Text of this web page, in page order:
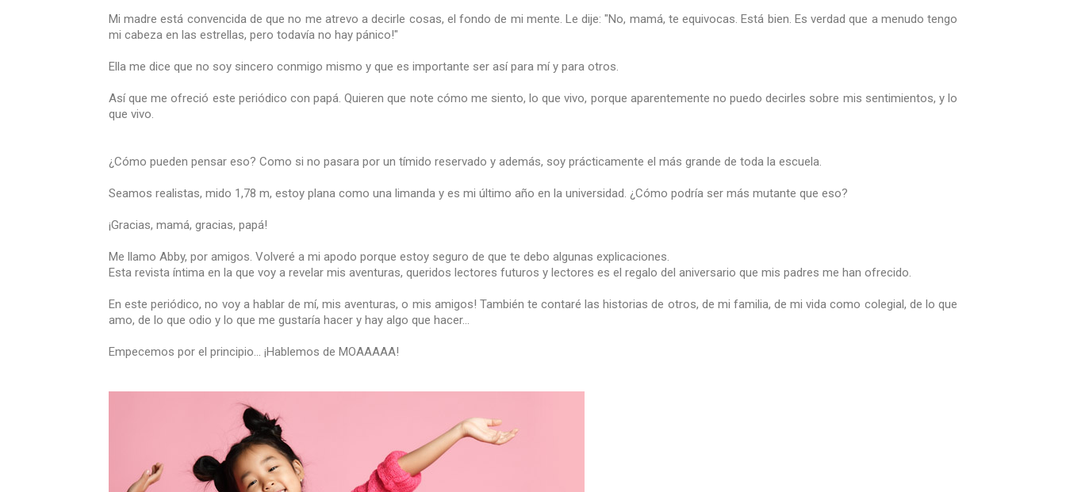
Mi madre está convencida de que no me atrevo a decirle cosas, el fondo de mi mente. Le dije: "No, mamá, te equivocas. Está bien. Es verdad que a menudo tengo
mi cabeza en las estrellas, pero todavía no hay pánico!"
Ella me dice que no soy sincero conmigo mismo y que es importante ser así para mí y para otros.
Así que me ofreció este periódico con papá. Quieren que note cómo me siento, lo que vivo, porque aparentemente no puedo decirles sobre mis sentimientos, y lo
que vivo.
¿Cómo pueden pensar eso? Como si no pasara por un tímido reservado y además, soy prácticamente el más grande de toda la escuela.
Seamos realistas, mido 1,78 m, estoy plana como una limanda y es mi último año en la universidad. ¿Cómo podría ser más mutante que eso?
¡Gracias, mamá, gracias, papá!
Me llamo Abby, por amigos. Volveré a mi apodo porque estoy seguro de que te debo algunas explicaciones.
Esta revista íntima en la que voy a revelar mis aventuras, queridos lectores futuros y lectores es el regalo del aniversario que mis padres me han ofrecido.
En este periódico, no voy a hablar de mí, mis aventuras, o mis amigos! También te contaré las historias de otros, de mi familia, de mi vida como colegial, de lo que
amo, de lo que odio y lo que me gustaría hacer y hay algo que hacer...
Empecemos por el principio... ¡Hablemos de MOAAAAA!